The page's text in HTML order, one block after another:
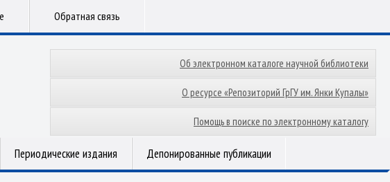
Обратная связь
Об электронном каталоге научной библиотеки
О ресурсе «Репозиторий ГрГУ им. Янки Купалы»
Помощь в поиске по электронному каталогу
Периодические издания Депонированные публикации